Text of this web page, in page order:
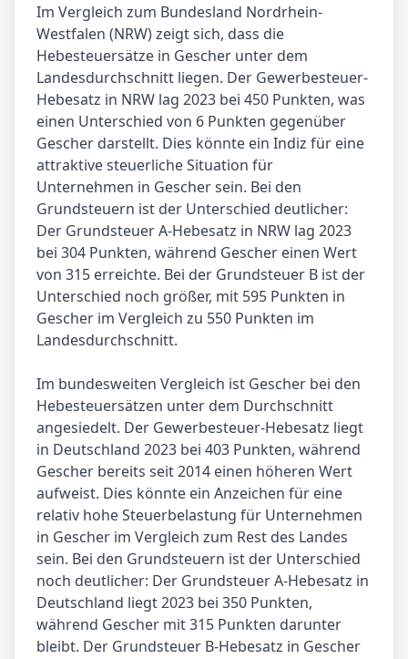
Im Vergleich zum Bundesland Nordrhein-
Westfalen (NRW) zeigt sich, dass die
Hebesteuersätze in Gescher unter dem
Landesdurchschnitt liegen. Der Gewerbesteuer-
Hebesatz in NRW lag 2023 bei 450 Punkten, was
einen Unterschied von 6 Punkten gegenüber
Gescher darstellt. Dies könnte ein Indiz für eine
attraktive steuerliche Situation für
Unternehmen in Gescher sein. Bei den
Grundsteuern ist der Unterschied deutlicher:
Der Grundsteuer A-Hebesatz in NRW lag 2023
bei 304 Punkten, während Gescher einen Wert
von 315 erreichte. Bei der Grundsteuer B ist der
Unterschied noch größer, mit 595 Punkten in
Gescher im Vergleich zu 550 Punkten im
Landesdurchschnitt.
Im bundesweiten Vergleich ist Gescher bei den
Hebesteuersätzen unter dem Durchschnitt
angesiedelt. Der Gewerbesteuer-Hebesatz liegt
in Deutschland 2023 bei 403 Punkten, während
Gescher bereits seit 2014 einen höheren Wert
aufweist. Dies könnte ein Anzeichen für eine
relativ hohe Steuerbelastung für Unternehmen
in Gescher im Vergleich zum Rest des Landes
sein. Bei den Grundsteuern ist der Unterschied
noch deutlicher: Der Grundsteuer A-Hebesatz in
Deutschland liegt 2023 bei 350 Punkten,
während Gescher mit 315 Punkten darunter
bleibt. Der Grundsteuer B-Hebesatz in Gescher